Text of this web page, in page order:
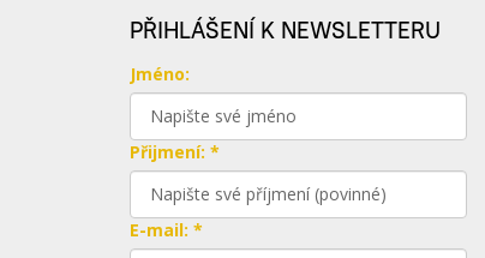
PŘIHLÁŠENÍ K NEWSLETTERU
Jméno:
Přijmení: *
E-mail: *